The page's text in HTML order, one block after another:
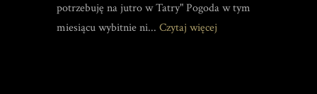
potrzebuję na jutro w Tatry" Pogoda w tym
miesiącu wybitnie ni... Czytaj więcej